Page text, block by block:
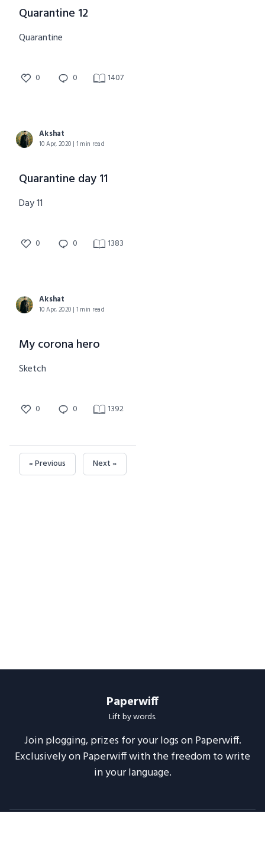
Quarantine 12
Quarantine
0 0 1407
Akshat
10 Apr, 2020 | 1 min read
Quarantine day 11
Day 11
0 0 1383
Akshat
10 Apr, 2020 | 1 min read
My corona hero
Sketch
0 0 1392
« Previous Next »
Paperwiff
Lift by words.
Join plogging, prizes for your logs on Paperwiff.
Exclusively on Paperwiff with the freedom to write
in your language.